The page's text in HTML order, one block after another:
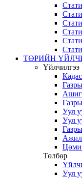
ТӨРИЙН
Үйлчилгээ
Уул
Уул
Төлбөр
Уул